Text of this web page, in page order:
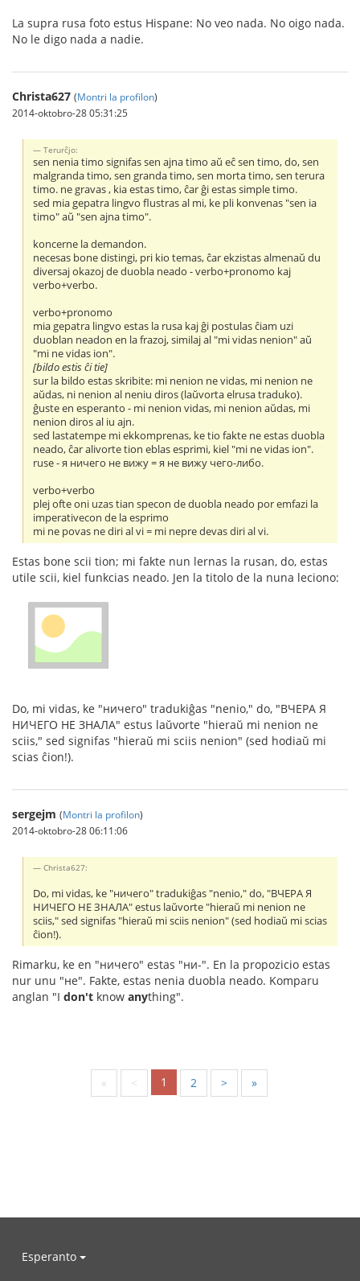
La supra rusa foto estus Hispane: No veo nada. No oigo nada.
No le digo nada a nadie.
Christa627 (Montri la profilon)
2014-oktobro-28 05:31:25
Terurĉjo:
sen nenia timo signifas sen ajna timo aŭ eĉ sen timo, do, sen
malgranda timo, sen granda timo, sen morta timo, sen terura
timo. ne gravas , kia estas timo, ĉar ĝi estas simple timo.
sed mia gepatra lingvo flustras al mi, ke pli konvenas "sen ia
timo" aŭ "sen ajna timo".
koncerne la demandon.
necesas bone distingi, pri kio temas, ĉar ekzistas almenaŭ du
diversaj okazoj de duobla neado - verbo+pronomo kaj
verbo+verbo.
verbo+pronomo
mia gepatra lingvo estas la rusa kaj ĝi postulas ĉiam uzi
duoblan neadon en la frazoj, similaj al "mi vidas nenion" aŭ
"mi ne vidas ion".
[bildo estis ĉi tie]
sur la bildo estas skribite: mi nenion ne vidas, mi nenion ne
aŭdas, ni nenion al neniu diros (laŭvorta elrusa traduko).
ĝuste en esperanto - mi nenion vidas, mi nenion aŭdas, mi
nenion diros al iu ajn.
sed lastatempe mi ekkomprenas, ke tio fakte ne estas duobla
neado, ĉar alivorte tion eblas esprimi, kiel "mi ne vidas ion".
ruse - я ничего не вижу = я не вижу чего-либо.
verbo+verbo
plej ofte oni uzas tian specon de duobla neado por emfazi la
imperativecon de la esprimo
mi ne povas ne diri al vi = mi nepre devas diri al vi.
Estas bone scii tion; mi fakte nun lernas la rusan, do, estas
utile scii, kiel funkcias neado. Jen la titolo de la nuna leciono:
Do, mi vidas, ke "ничего" tradukiĝas "nenio," do, "ВЧЕРА Я
НИЧЕГО НЕ ЗНАЛА" estus laŭvorte "hieraŭ mi nenion ne
sciis," sed signifas "hieraŭ mi sciis nenion" (sed hodiaŭ mi
scias ĉion!).
sergejm (Montri la profilon)
2014-oktobro-28 06:11:06
Christa627:
Do, mi vidas, ke "ничего" tradukiĝas "nenio," do, "ВЧЕРА Я
НИЧЕГО НЕ ЗНАЛА" estus laŭvorte "hieraŭ mi nenion ne
sciis," sed signifas "hieraŭ mi sciis nenion" (sed hodiaŭ mi scias
ĉion!).
Rimarku, ke en "ничего" estas "ни-". En la propozicio estas
nur unu "не". Fakte, estas nenia duobla neado. Komparu
anglan "I don't know anything".
« < 1 2 > »
Esperanto